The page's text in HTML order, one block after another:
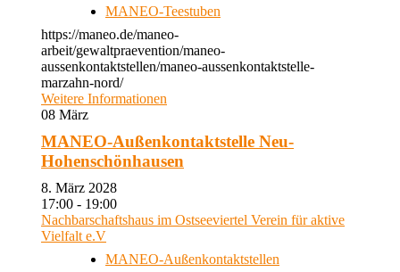
MANEO-Teestuben
https://maneo.de/maneo-
arbeit/gewaltpraevention/maneo-
aussenkontaktstellen/maneo-aussenkontaktstelle-
marzahn-nord/
Weitere Informationen
08 März
MANEO-Außenkontaktstelle Neu-
Hohenschönhausen
8. März 2028
17:00 - 19:00
Nachbarschaftshaus im Ostseeviertel Verein für aktive
Vielfalt e.V
MANEO-Außenkontaktstellen